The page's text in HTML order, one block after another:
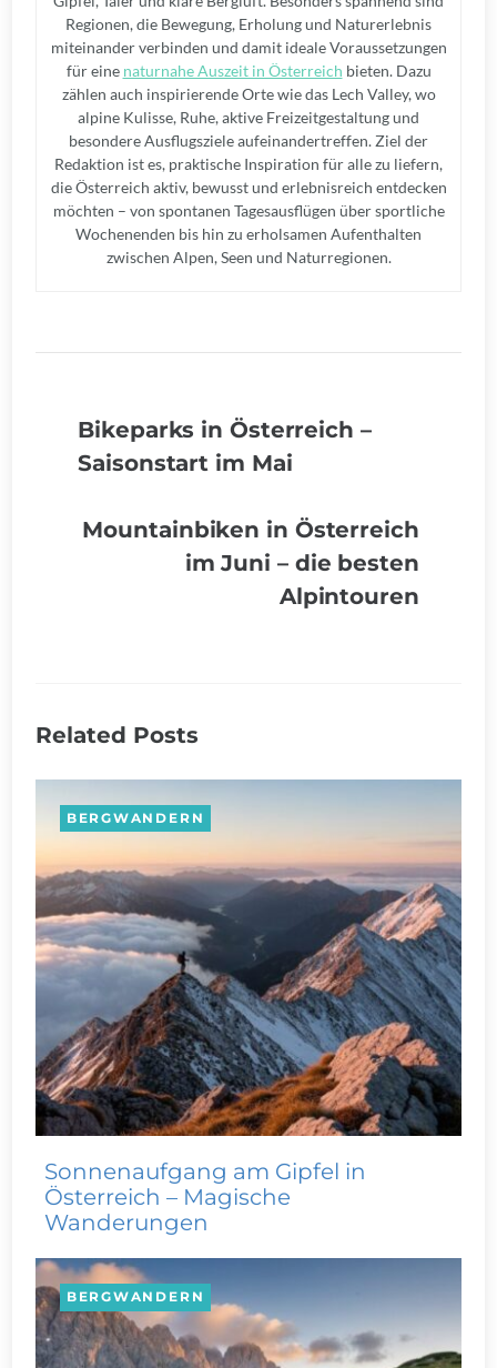
Regionen, die Bewegung, Erholung und Naturerlebnis
miteinander verbinden und damit ideale Voraussetzungen
für eine naturnahe Auszeit in Österreich bieten. Dazu
zählen auch inspirierende Orte wie das Lech Valley, wo
alpine Kulisse, Ruhe, aktive Freizeitgestaltung und
besondere Ausflugsziele aufeinandertreffen. Ziel der
Redaktion ist es, praktische Inspiration für alle zu liefern,
die Österreich aktiv, bewusst und erlebnisreich entdecken
möchten – von spontanen Tagesausflügen über sportliche
Wochenenden bis hin zu erholsamen Aufenthalten
zwischen Alpen, Seen und Naturregionen.
Bikeparks in Österreich –
Saisonstart im Mai
Mountainbiken in Österreich
im Juni – die besten
Alpintouren
Related Posts
BERGWANDERN
Sonnenaufgang am Gipfel in
Österreich – Magische
Wanderungen
BERGWANDERN